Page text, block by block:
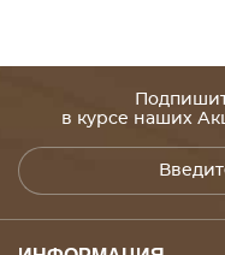
в курсе наших